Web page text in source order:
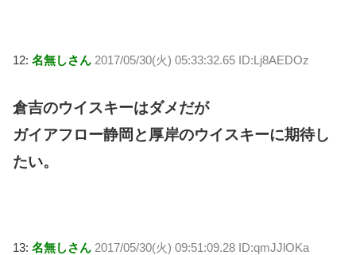
12: 名無しさん 2017/05/30(火) 05:33:32.65 ID:Lj8AEDOz
倉吉のウイスキーはダメだが
ガイアフロー静岡と厚岸のウイスキーに期待し
たい。
13: 名無しさん 2017/05/30(火) 09:51:09.28 ID:qmJJlOKa